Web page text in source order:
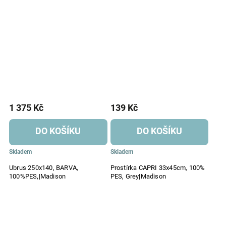
Ubrus 250x140, BARVA,
100%PES,|Madison
Skladem
1 375 Kč
DO KOŠÍKU
Prostírka CAPRI 33x45cm, 100%
PES, Grey|Madison
Skladem
139 Kč
DO KOŠÍKU